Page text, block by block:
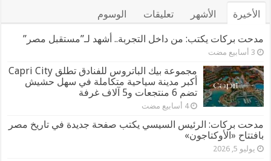
الأخيرة الأشهر تعليقات الوسوم
مدحت بركات يكتب: من داخل التجربة.. أشهد لـ”مستقبل مصر”
مجموعة بيك الباتروس للفنادق تطلق Capri City
أكبر مدينة سياحية متكاملة في سهل حشيش
تضم 6 منتجعات و5 آلاف غرفة
‏4 أسابيع مضت
مدحت بركات: الرئيس السيسي يكتب صفحة جديدة في تاريخ مصر
بافتتاح «الأوكتاجون»
يوليو 5, 2026